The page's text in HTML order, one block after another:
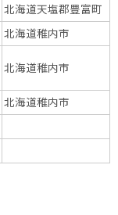
北海道天塩郡豊富町
北海道稚内市
北海道稚内市
北海道稚内市